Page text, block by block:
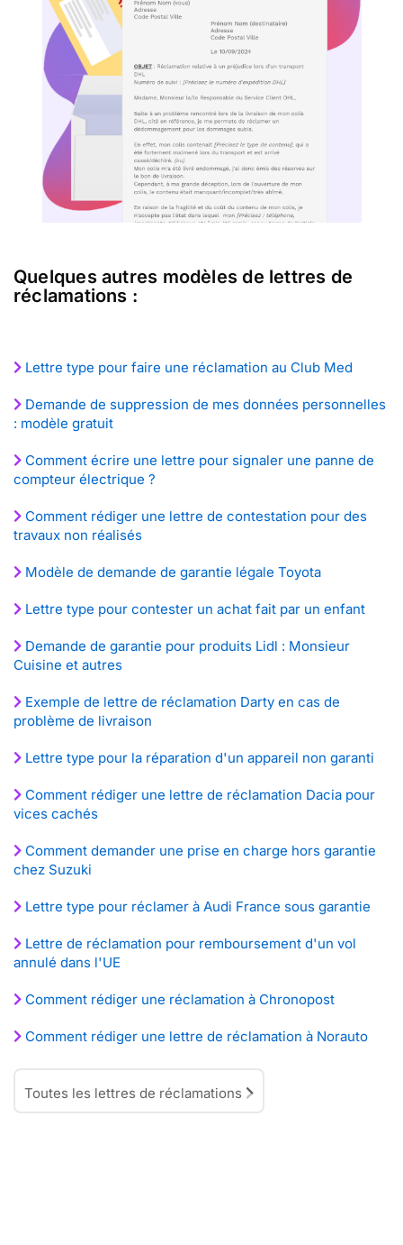
Quelques autres modèles de lettres de
réclamations :
Lettre type pour faire une réclamation au Club Med
Demande de suppression de mes données personnelles
: modèle gratuit
Comment écrire une lettre pour signaler une panne de
compteur électrique ?
Comment rédiger une lettre de contestation pour des
travaux non réalisés
Modèle de demande de garantie légale Toyota
Lettre type pour contester un achat fait par un enfant
Demande de garantie pour produits Lidl : Monsieur
Cuisine et autres
Exemple de lettre de réclamation Darty en cas de
problème de livraison
Lettre type pour la réparation d'un appareil non garanti
Comment rédiger une lettre de réclamation Dacia pour
vices cachés
Comment demander une prise en charge hors garantie
chez Suzuki
Lettre type pour réclamer à Audi France sous garantie
Lettre de réclamation pour remboursement d'un vol
annulé dans l'UE
Comment rédiger une réclamation à Chronopost
Comment rédiger une lettre de réclamation à Norauto
Toutes les lettres de réclamations